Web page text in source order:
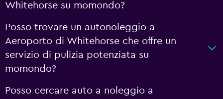
Whitehorse su momondo?
Posso trovare un autonoleggio a
Aeroporto di Whitehorse che offre un
servizio di pulizia potenziata su
momondo?
Posso cercare auto a noleggio a